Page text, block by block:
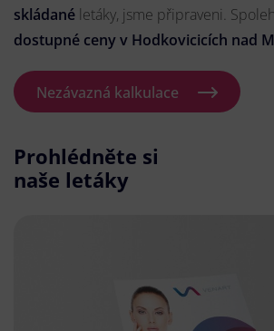
skládané letáky, jsme připraveni.
dostupné ceny v Hodkovicicích nad
Nezávazná kalkulace
Prohlédněte si
naše letáky